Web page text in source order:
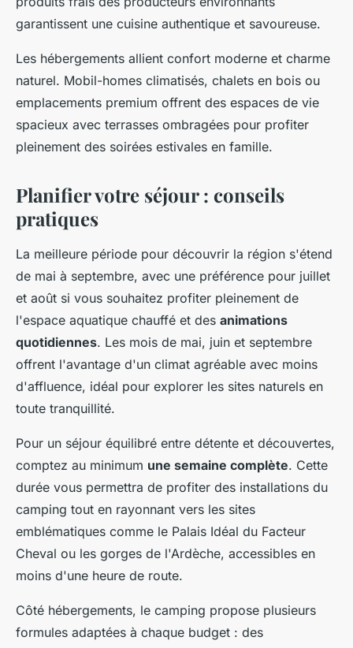
garantissent une cuisine authentique et savoureuse.
Les hébergements allient confort moderne et charme
naturel. Mobil-homes climatisés, chalets en bois ou
emplacements premium offrent des espaces de vie
spacieux avec terrasses ombragées pour profiter
pleinement des soirées estivales en famille.
Planifier votre séjour : conseils
pratiques
La meilleure période pour découvrir la région s'étend
de mai à septembre, avec une préférence pour juillet
et août si vous souhaitez profiter pleinement de
l'espace aquatique chauffé et des animations
quotidiennes. Les mois de mai, juin et septembre
offrent l'avantage d'un climat agréable avec moins
d'affluence, idéal pour explorer les sites naturels en
toute tranquillité.
Pour un séjour équilibré entre détente et découvertes,
comptez au minimum une semaine complète. Cette
durée vous permettra de profiter des installations du
camping tout en rayonnant vers les sites
emblématiques comme le Palais Idéal du Facteur
Cheval ou les gorges de l'Ardèche, accessibles en
moins d'une heure de route.
Côté hébergements, le camping propose plusieurs
formules adaptées à chaque budget : des